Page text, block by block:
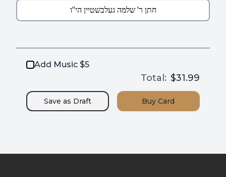
Add Music $5
Total: $31.99
Save as Draft BuyCard